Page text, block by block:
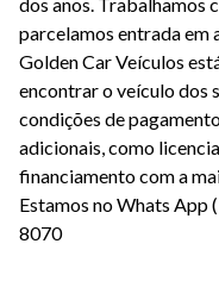
dos anos. Trabalhamos
parcelamos entrada em
Golden Car Veículos
encontrar o veículo dos
condições de
adicionais, como
financiamento com a
Estamos no Whats App
8070